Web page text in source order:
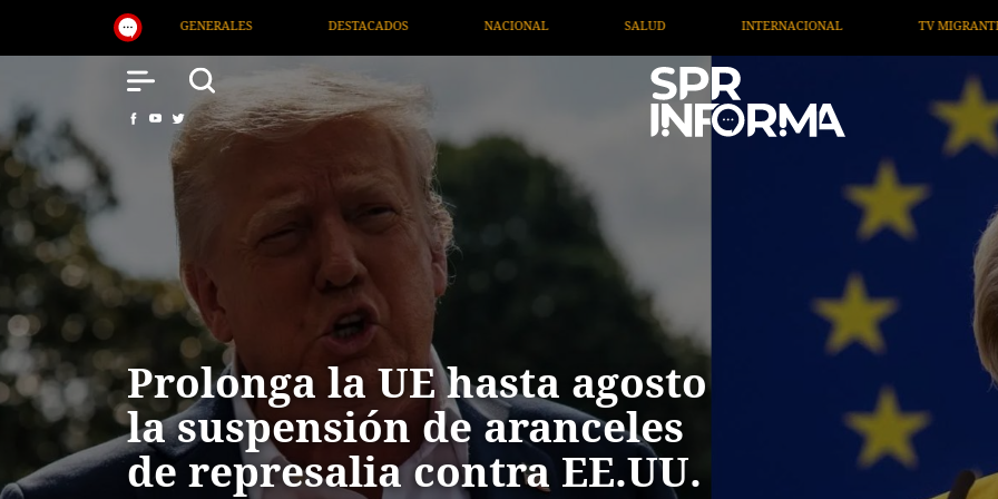
DESTACADOS NACIONAL SALUD INTERNACIONAL TV MIGRANTE INFORMA OPINIÓN
Prolonga la UE hasta agosto
la suspensión de aranceles
de represalia contra EE.UU.